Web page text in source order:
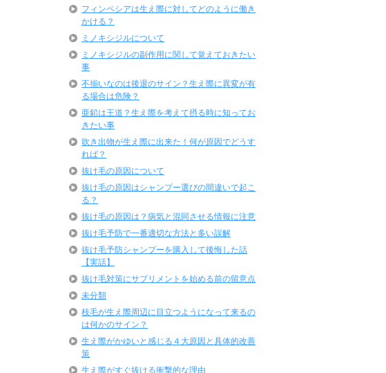
フィンペシアは生え際に対してどのように働き
かける？
ミノキシジルについて
ミノキシジルの副作用に関して覚えておきたい
事
不揃いなのは後退のサイン？生え際に異変が有
る場合は危険？
亜鉛は王道？生え際を考えて摂る時に知ってお
きたい事
吹き出物が生え際に出来た！何が原因でどうす
れば？
抜け毛の原因について
抜け毛の原因はシャンプー選びの間違いで起こ
る？
抜け毛の原因は？病気と混同させる情報に注意
抜け毛予防で一番適切な方法と多い誤解
抜け毛予防シャンプーを購入して後悔した話
【実話】
抜け毛対策にサプリメントを始める前の留意点
未分類
枝毛が生え際周辺に目立つようになって来るの
は何かのサイン？
生え際がかゆいと感じる４大原因と具体的改善
策
生え際がすぐ抜ける衝撃的な理由